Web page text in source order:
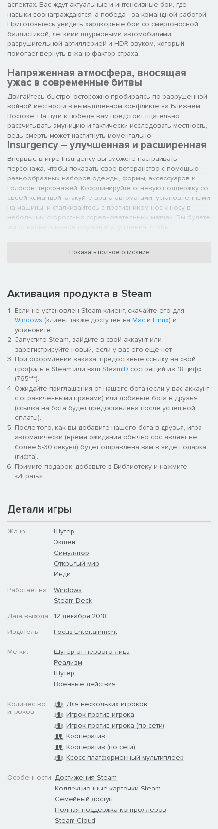
аспектах. Вас ждут актуальные и интенсивные бои, где
навыки вознаграждаются, а победа - за командной работой.
Приготовьтесь увидеть хардкорные бои со смертоносной
баллистикой, легкими штурмовыми автомобилями,
разрушительной артиллерией и HDR-звуком, который
помогает вернуть в жанр фактор страха.
Напряженная атмосфера, вносящая
ужас в современные битвы
Двигайтесь быстро, осторожно пробираясь по разрушенной
войной местности в вымышленном конфликте на Ближнем
Востоке. На пути к победе вам предстоит тщательно
рассчитывать амуницию и тактически исследовать местность,
ведь смерть может настигнуть моментально.
Insurgency – улучшенная и расширенная
Впервые в игре Insurgency вы сможете настраивать
персонажа, чтобы показать свое ветеранство с помощью
разнообразных наборов одежды, формы, аксессуаров и
голосов персонажей. Координируйте огневую поддержку со
своей командой, атакуйте врага автоматами, установленными
на машины, и сталкивайтесь с противником нос к носу в
небольших скоростных соревновательных матчах. Вы будете
Реальная война
Ваши навыки будут вознаграждены, а выживание станет
главной целью. Вы почувствуете каждую пулю и будете
бояться каждого удара.
Основные особенности:
Вторая часть успешного инди-шутера от первого лица
Insurgency, продавшего 5 миллионов копий. Sandstorm
перерожден, улучшен и расширен во всех аспектах.
Индивидуализация персонажей и оружия
продемонстрирует ваше мастерство.
Небывалый аудиодизайн с позиционным голосовым чатом
добавит реализма в командную работу, а волнующие
звуки окружения перенесут вас на поле боя.
Заглядывайте за углы, тактически проникайте в дверные
проемы, используйте дым, чтобы прикрыть наступление
вашей команды, и призывайте поддержку с воздуха.
Сражайтесь на обширных картах в игровых режимах с
максимальным количеством игроков 14 на 14; или в
кооперативном режиме против ИИ 8 на 8 игроков; гоняйте
на автомобилях с установленными на них автоматами.
Показать полное описание
Активация продукта в Steam
Если не установлен Steam клиент, скачайте его для
Windows (клиент также доступен на Mac и Linux) и
установите.
Запустите Steam, зайдите в свой аккаунт или
зарегистрируйте новый, если у вас его еще нет.
При оформлении заказа, предоставьте ссылку на свой
профиль в Steam или ваш SteamID состоящий из 18 цифр
(765***).
Ожидайте приглашения от нашего бота (если у вас аккаунт
с ограниченными правами) или добавьте бота в друзья
(ссылка на бота будет предоставлена после успешной
оплаты).
После того, как вы добавите нашего бота в друзья, игра
автоматически (время ожидания обычно составляет не
более 5-30 секунд) будет отправлена вам в виде подарка
(гифта).
Примите подарок, добавьте в Библиотеку и нажмите
«Играть».
Детали игры
Жанр:
Шутер
Экшен
Симулятор
Открытый мир
Инди
Работает на:
Windows
Steam Deck
Дата выхода:
12 декабря 2018
Издатель:
Focus Entertainment
Метки:
Шутер от первого лица
Реализм
Шутер
Военные действия
Количество
игроков:
Для нескольких игроков
Игрок против игрока
Игрок против игрока (по сети)
Кооператив
Кооператив (по сети)
Кросс-платформенный мультиплеер
Особенности: Достижения Steam
Коллекционные карточки Steam
Семейный доступ
Полная поддержка контроллеров
Steam Cloud